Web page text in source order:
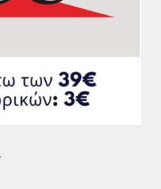
κινήσεις
και αφήστε το να
Εάν παρουσιαστεί
και